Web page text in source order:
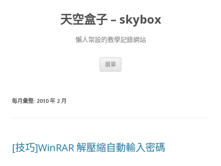
天空盒子 – skybox
懶人架設的教學記錄網站
選單
每月彙整: 2010 年 2 月
[技巧]WinRAR 解壓縮自動輸入密碼